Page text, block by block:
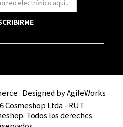
Designed byAgileWorks
Cosmeshop Ltda - RUT
Todos los derechos